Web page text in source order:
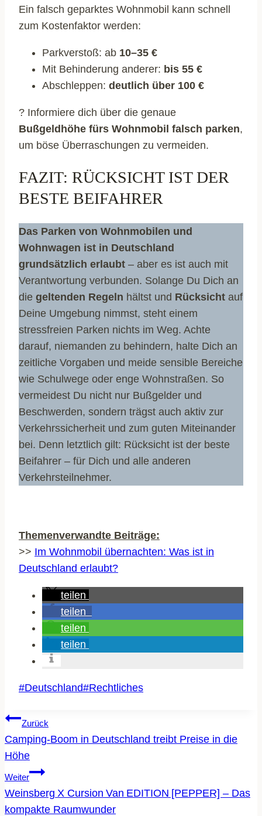
Ein falsch geparktes Wohnmobil kann schnell
zum Kostenfaktor werden:
Parkverstoß: ab 10–35 €
Mit Behinderung anderer: bis 55 €
Abschleppen: deutlich über 100 €
? Informiere dich über die genaue
Bußgeldhöhe fürs Wohnmobil falsch parken,
um böse Überraschungen zu vermeiden.
FAZIT: RÜCKSICHT IST DER
BESTE BEIFAHRER
Das Parken von Wohnmobilen und
Wohnwagen ist in Deutschland
grundsätzlich erlaubt – aber es ist auch mit
Verantwortung verbunden. Solange Du Dich an
die geltenden Regeln hältst und Rücksicht auf
Deine Umgebung nimmst, steht einem
stressfreien Parken nichts im Weg. Achte
darauf, niemanden zu behindern, halte Dich an
zeitliche Vorgaben und meide sensible Bereiche
wie Schulwege oder enge Wohnstraßen. So
vermeidest Du nicht nur Bußgelder und
Beschwerden, sondern trägst auch aktiv zur
Verkehrssicherheit und zum guten Miteinander
bei. Denn letztlich gilt: Rücksicht ist der beste
Beifahrer – für Dich und alle anderen
Verkehrsteilnehmer.
Themenverwandte Beiträge:
>> Im Wohnmobil übernachten: Was ist in
Deutschland erlaubt?
teilen
teilen
teilen
teilen
Schlagworte:
#Deutschland#Rechtliches
BEITRAGSNAVIGATION
Zurück
Camping-Boom in Deutschland treibt Preise in die
Höhe
Weiter
Weinsberg X Cursion Van EDITION [PEPPER] – Das
kompakte Raumwunder